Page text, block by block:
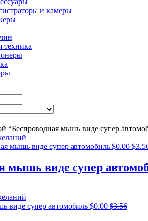
и камеры
техника
“Беспроводная мышь виде супер
$0.00 $
мышь виде супер
$0.00 $3.56